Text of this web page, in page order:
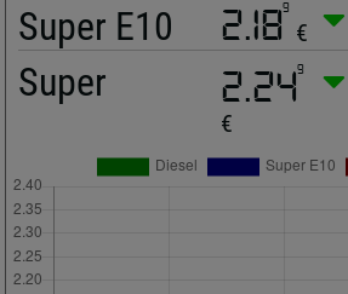
Super E10 2.189
€
Super 2.249
€